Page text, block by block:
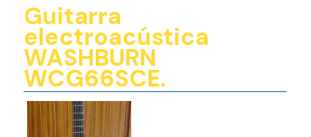
Guitarra
electroacústica
WASHBURN
WCG66SCE.